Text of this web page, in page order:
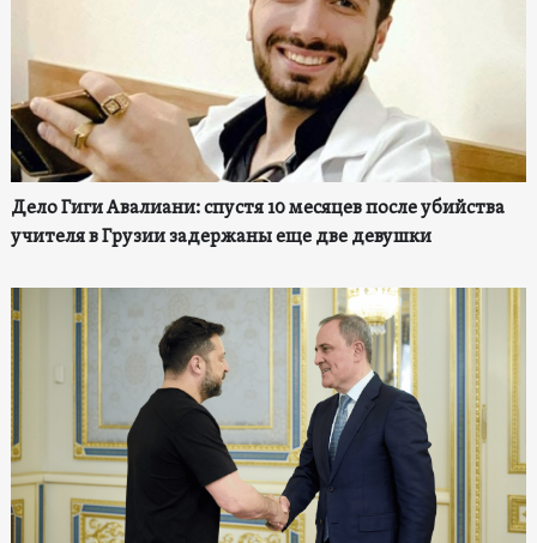
Дело Гиги Авалиани: спустя 10 месяцев после убийства
учителя в Грузии задержаны еще две девушки